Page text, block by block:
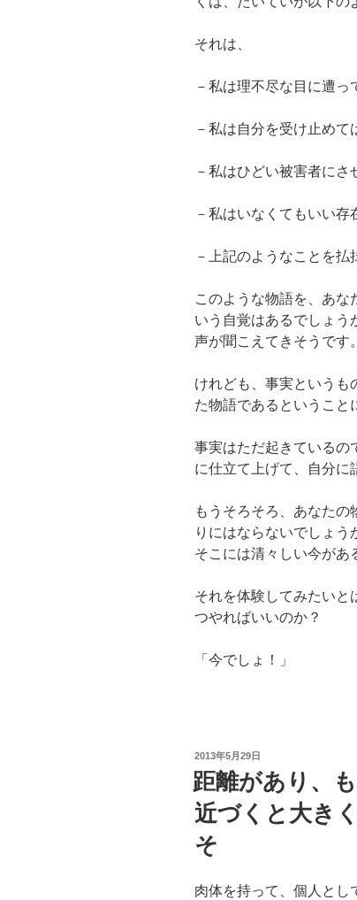
それは、
－私は理不尽な目に遭っ
－私は自分を受け止めて
－私はひどい被害者にさ
－私はいなくてもいい存
－上記のようなことを
このような物語を、あな
いう自覚はあるでしょう
声が聞こえてきそうです。
けれども、事実というも
た物語であるということ
事実はただ起きているの
に仕立て上げて、自分に
もうそろそろ、あなた
りにはならないでしょう
そこには清々しい今があ
それを体験してみたいと
つやればいいのか？
「今でしょ！」
投
稿
日:
2013年5月29日
距離があり、
近づくと大き
そ
肉体を持って、個人とし